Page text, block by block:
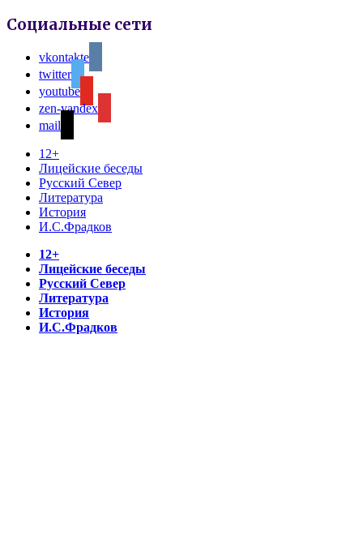
Социальные сети
vkontakte
twitter
youtube
zen-yandex
mail
12+
Лицейские беседы
Русский Север
Литература
История
И.С.Фрадков
12+
Лицейские беседы
Русский Север
Литература
История
И.С.Фрадков